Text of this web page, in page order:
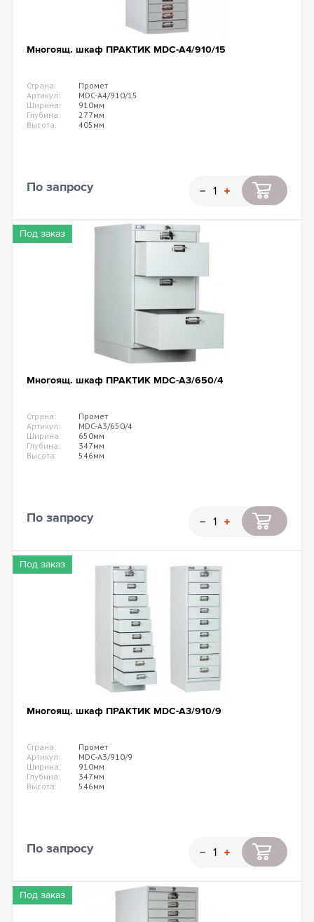
Многоящ. шкаф ПРАКТИК MDC-A4/910/15
Страна:
Промет
Артикул:
MDC-A4/910/15
Ширина:
910мм
Глубина:
277мм
Высота:
405мм
По запросу
Под заказ
Многоящ. шкаф ПРАКТИК MDC-A3/650/4
Страна:
Промет
Артикул:
MDC-A3/650/4
Ширина:
650мм
Глубина:
347мм
Высота:
546мм
По запросу
Под заказ
Многоящ. шкаф ПРАКТИК MDC-A3/910/9
Страна:
Промет
Артикул:
MDC-A3/910/9
Ширина:
910мм
Глубина:
347мм
Высота:
546мм
По запросу
Под заказ